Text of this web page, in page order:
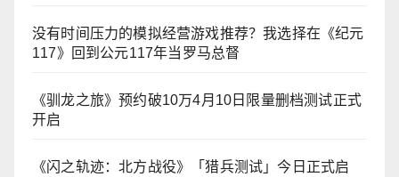
没有时间压力的模拟经营游戏推荐？我选择在《纪元
117》回到公元117年当罗马总督
《驯龙之旅》预约破10万4月10日限量删档测试正式
开启
《闪之轨迹：北方战役》「猎兵测试」今日正式启